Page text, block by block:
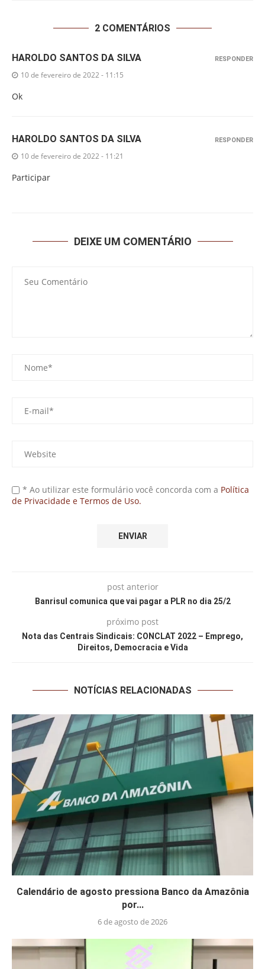
2 COMENTÁRIOS
HAROLDO SANTOS DA SILVA
10 de fevereiro de 2022 - 11:15
Ok
RESPONDER
HAROLDO SANTOS DA SILVA
10 de fevereiro de 2022 - 11:21
Participar
RESPONDER
DEIXE UM COMENTÁRIO
* Ao utilizar este formulário você concorda com a Política
de Privacidade e Termos de Uso.
post anterior
Banrisul comunica que vai pagar a PLR no dia 25/2
próximo post
Nota das Centrais Sindicais: CONCLAT 2022 – Emprego,
Direitos, Democracia e Vida
NOTÍCIAS RELACIONADAS
Calendário de agosto pressiona Banco da Amazônia
por...
6 de agosto de 2026